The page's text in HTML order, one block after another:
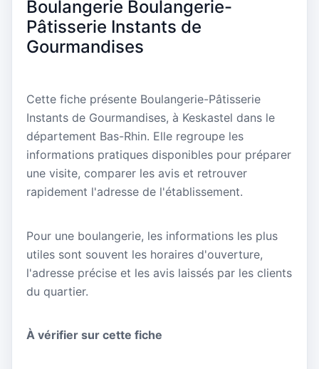
Boulangerie Boulangerie-
Pâtisserie Instants de
Gourmandises
Cette fiche présente Boulangerie-Pâtisserie
Instants de Gourmandises, à Keskastel dans le
département Bas-Rhin. Elle regroupe les
informations pratiques disponibles pour préparer
une visite, comparer les avis et retrouver
rapidement l'adresse de l'établissement.
Pour une boulangerie, les informations les plus
utiles sont souvent les horaires d'ouverture,
l'adresse précise et les avis laissés par les clients
du quartier.
À vérifier sur cette fiche